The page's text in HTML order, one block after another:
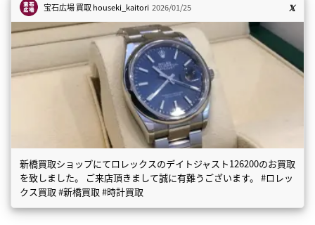
宝石広場 買取houseki_kaitori 2026/01/25
新橋買取ショップにてロレックスのデイトジャスト126200のお買取
を致しました。 ご来店頂きまして誠に有難うございます。 #ロレッ
クス買取 #新橋買取 #時計買取